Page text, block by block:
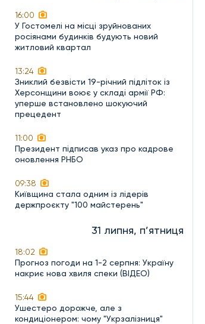
16:00
У Гостомелі на місці зруйнованих
росіянами будинків будують новий
житловий квартал
13:24
Зниклий безвісти 19-річний підліток із
Херсонщини воює у складі армії РФ:
уперше встановлено шокуючий
прецедент
11:00
Президент підписав указ про кадрове
оновлення РНБО
09:38
Київщина стала одним із лідерів
держпроєкту "100 майстерень"
31 липня, п’ятниця
18:02
Прогноз погоди на 1-2 серпня: Україну
накриє нова хвиля спеки (ВІДЕО)
15:44
Ушестеро дорожче, але з
кондиціонером: чому "Укрзалізниця"